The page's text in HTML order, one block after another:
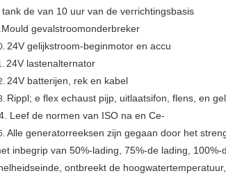
tank de van 10 uur van de verrichtingsbasis
gevalstroomonderbreker
24V gelijkstroom-beginmotor en accu
24V lastenalternator
24V batterijen, rek en kabel
Rippl; e flex echaust pijp, uitlaatsifon, flens, en
Leef de normen van ISO na en Ce-
Alle generatorreeksen zijn gegaan door het
inbegrip van 50%-lading, 75%-de lading,
ontbreekt de